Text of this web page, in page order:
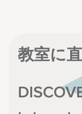
教室に